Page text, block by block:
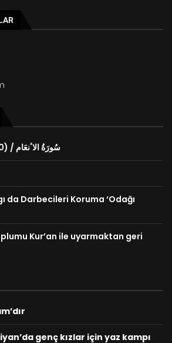
En’âm Suresi (74-90) / سُورَةُ الاٴنعَام
da Darbecileri Koruma ‘Odağı
Kur’an ile uyarmaktan geri
genç kızlar için yaz kampı